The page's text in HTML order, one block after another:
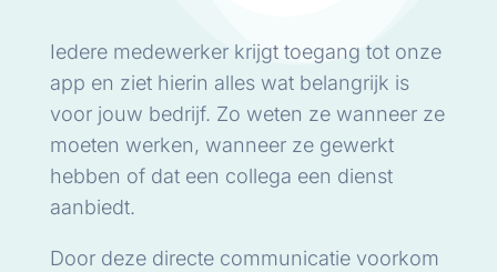
Iedere medewerker krijgt toegang tot onze
app en ziet hierin alles wat belangrijk is
voor jouw bedrijf. Zo weten ze wanneer ze
moeten werken, wanneer ze gewerkt
hebben of dat een collega een dienst
aanbiedt.
Door deze directe communicatie voorkom